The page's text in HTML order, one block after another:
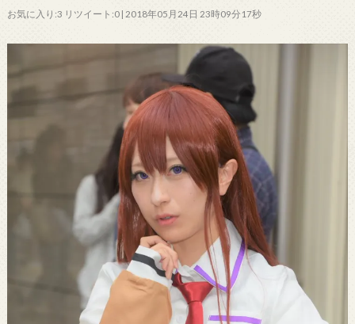
お気に入り:3 リツイート:0 | 2018年05月24日 23時09分17秒